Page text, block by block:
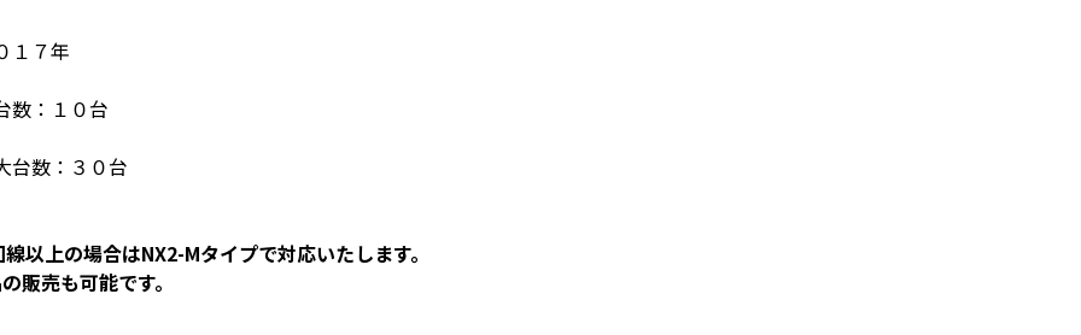
１７年
：１０台
数：３０台
以上の場合はNX2-Mタイプで対応いたします。
販売も可能です。